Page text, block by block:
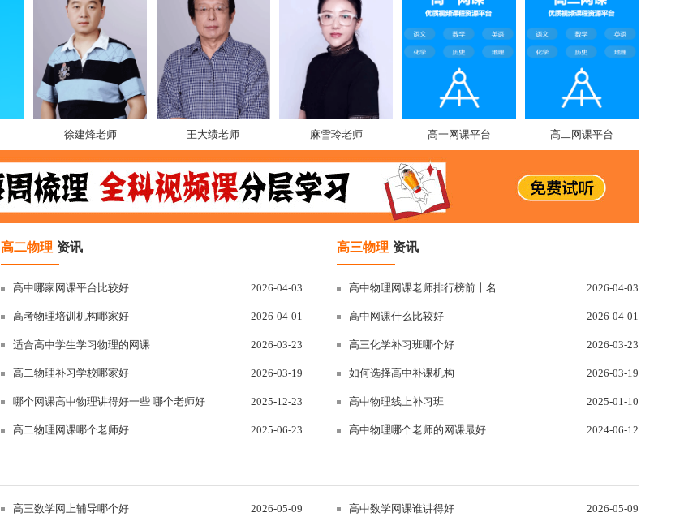
徐建烽老师 王大绩老师 麻雪玲老师 高一网课平台 高二网课平台
高二物理 资讯
高中哪家网课平台比较好 2026-04-03
高考物理培训机构哪家好 2026-04-01
适合高中学生学习物理的网课 2026-03-23
高二物理补习学校哪家好 2026-03-19
哪个网课高中物理讲得好一些 哪个老师好 2025-12-23
高二物理网课哪个老师好 2025-06-23
高三物理 资讯
高中物理网课老师排行榜前十名 2026-04-03
高中网课什么比较好 2026-04-01
高三化学补习班哪个好 2026-03-23
如何选择高中补课机构 2026-03-19
高中物理线上补习班 2025-01-10
高中物理哪个老师的网课最好 2024-06-12
高三数学网上辅导哪个好 2026-05-09 高中数学网课谁讲得好 2026-05-09